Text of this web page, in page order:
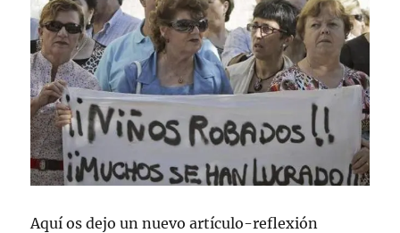
Aquí os dejo un nuevo artículo-reflexión